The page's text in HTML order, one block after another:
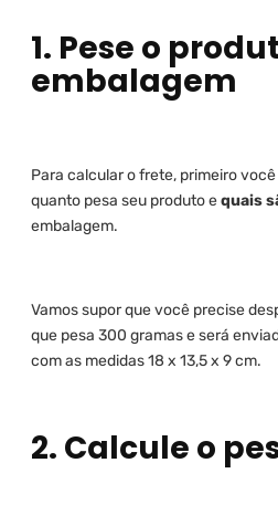
1. Pese o
embalagem
Para calcular o frete, primeiro
quanto pesa seu produto equais
embalagem.
Vamos supor que você precise
que pesa 300 gramas e será
com as medidas 18 x 13,5 x 9 cm.
2. Calcule o